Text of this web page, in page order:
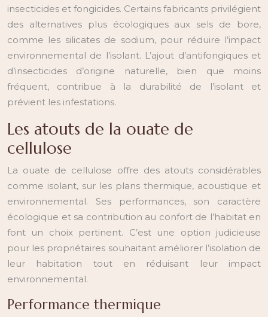
insecticides et fongicides. Certains fabricants privilégient
des alternatives plus écologiques aux sels de bore,
comme les silicates de sodium, pour réduire l’impact
environnemental de l’isolant. L’ajout d’antifongiques et
d’insecticides d’origine naturelle, bien que moins
fréquent, contribue à la durabilité de l’isolant et
prévient les infestations.
Les atouts de la ouate de
cellulose
La ouate de cellulose offre des atouts considérables
comme isolant, sur les plans thermique, acoustique et
environnemental. Ses performances, son caractère
écologique et sa contribution au confort de l’habitat en
font un choix pertinent. C’est une option judicieuse
pour les propriétaires souhaitant améliorer l’isolation de
leur habitation tout en réduisant leur impact
environnemental.
Performance thermique